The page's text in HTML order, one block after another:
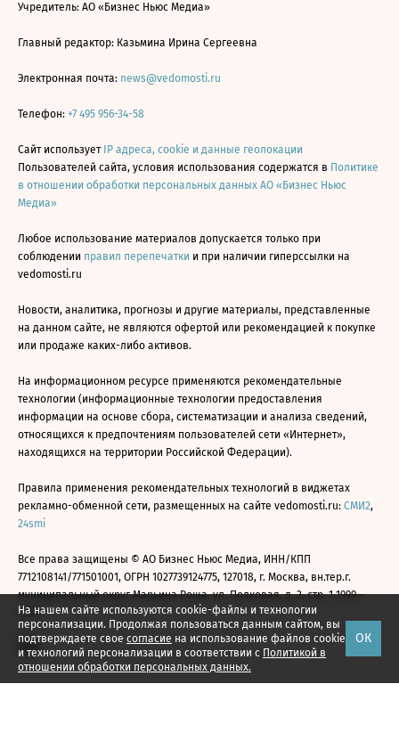
На нашем сайте используются cookie-файлы и технологии
персонализации. Продолжая пользоваться данным сайтом, вы
подтверждаете свое согласие на использование файлов cookie
и технологий персонализации в соответствии с Политикой в
отношении обработки персональных данных.
ОК
Учредитель: АО «Бизнес Ньюс Медиа»
Главный редактор: Казьмина Ирина Сергеевна
Электронная почта: news@vedomosti.ru
Телефон: +7 495 956-34-58
Сайт использует IP адреса, cookie и данные геолокации
Пользователей сайта, условия использования содержатся в Политике
в отношении обработки персональных данных АО «Бизнес Ньюс
Медиа»
Любое использование материалов допускается только при
соблюдении правил перепечатки и при наличии гиперссылки на
vedomosti.ru
Новости, аналитика, прогнозы и другие материалы, представленные
на данном сайте, не являются офертой или рекомендацией к покупке
или продаже каких-либо активов.
На информационном ресурсе применяются рекомендательные
технологии (информационные технологии предоставления
информации на основе сбора, систематизации и анализа сведений,
относящихся к предпочтениям пользователей сети «Интернет»,
находящихся на территории Российской Федерации).
Правила применения рекомендательных технологий в виджетах
рекламно-обменной сети, размещенных на сайте vedomosti.ru: СМИ2,
24smi
Все права защищены © АО Бизнес Ньюс Медиа, ИНН/КПП
7712108141/771501001, ОГРН 1027739124775, 127018, г. Москва, вн.тер.г.
муниципальный округ Марьина Роща, ул. Полковая, д. 3, стр. 1 1999—
2026